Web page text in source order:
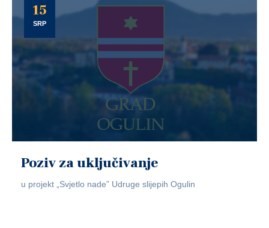
15
SRP
Poziv za uključivanje
u projekt „Svjetlo nade” Udruge slijepih Ogulin